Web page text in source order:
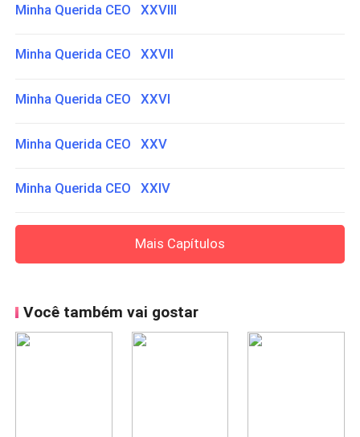
Minha Querida CEO XXVIII
Minha Querida CEO XXVII
Minha Querida CEO XXVI
Minha Querida CEO XXV
Minha Querida CEO XXIV
Mais Capítulos
Você também vai gostar